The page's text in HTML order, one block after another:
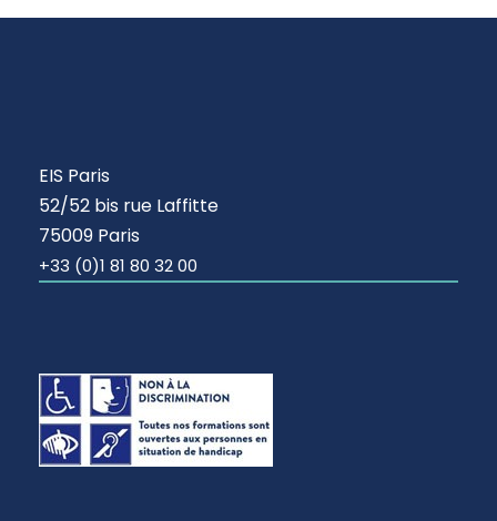
EIS Paris
52/52 bis rue Laffitte
75009 Paris
+33 (0)1 81 80 32 00